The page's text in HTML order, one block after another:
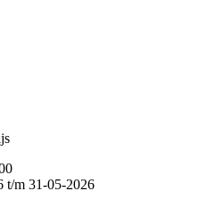
t/m 31-05-2026